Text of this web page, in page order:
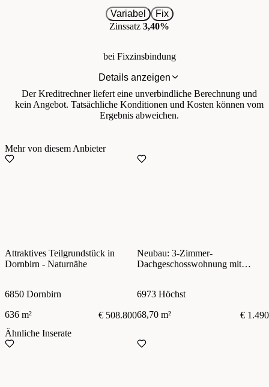
Variabel
Fix
Zinssatz 3,40%
bei Fixzinsbindung
Details anzeigen
Der Kreditrechner liefert eine unverbindliche Berechnung und
kein Angebot. Tatsächliche Konditionen und Kosten können vom
Ergebnis abweichen.
Mehr von diesem Anbieter
Attraktives Teilgrundstück in
Dornbirn - Naturnähe
6850 Dornbirn
636 m²
€ 508.800
Neubau: 3-Zimmer-
Dachgeschosswohnung mit
Top 22
6973 Höchst
68,70 m²
€ 1.490
Ähnliche Inserate